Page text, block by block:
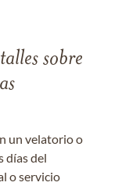
sobre
un velatorio o
días del
o servicio